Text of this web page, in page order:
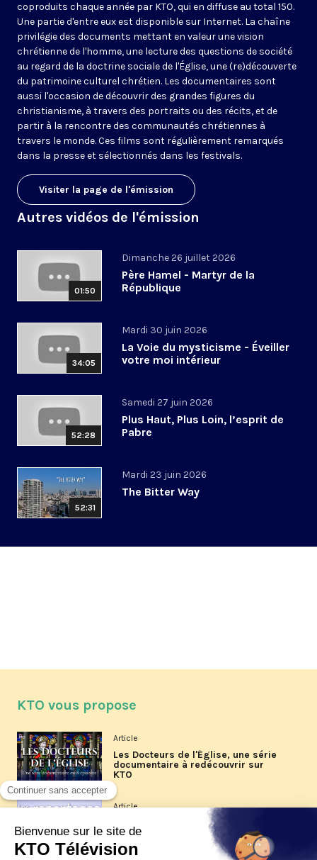
coproduits chaque année par KTO, qui en diffuse au total 150.
Une partie d'entre eux est disponible sur Internet. La chaîne
privilégie des documents mettant en valeur une vision
chrétienne de l'homme, une lecture des questions de société
au regard de la doctrine sociale de l'Église, une (re)découverte
du patrimoine culturel chrétien. Les documentaires sont
aussi l'occasion de découvrir des grandes figures du
christianisme, à travers des portraits ou des récits, et de
partir à la rencontre des communautés chrétiennes à
travers le monde. Ces films sont régulièrement remarqués
dans la presse et sélectionnés dans les festivals.
Visiter la page de l'émission
Autres vidéos de l'émission
01:50
Dimanche 26 juillet 2026
Père Hamel - Martyr de la
République
34:05
Mardi 30 juin 2026
La Voie du mysticisme - Éveiller
votre moi intérieur
52:28
Samedi 27 juin 2026
Plus Haut, Plus Loin, l’esprit de
Pabre
52:31
Mardi 23 juin 2026
The Bitter Way
KTO vous propose
Article
Les Docteurs de l'Église, une série
documentaire à redécouvrir sur
KTO
Article
Les reportages d'été 2026 de KTO